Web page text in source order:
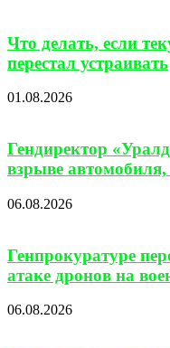
Что делать, если
перестал устраивать
01.08.2026
Гендиректор
взрыве автомобиля,
06.08.2026
Генпрокуратуре
атаке дронов на
06.08.2026